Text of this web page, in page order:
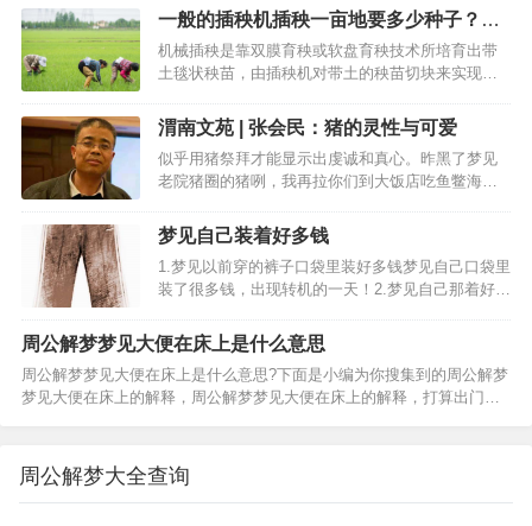
妇梦到算命先生说怀女孩准吗孕妇梦到算命先生说
自己是男孩孕妇梦。梦见箅命先生给我儿子算命:梦
见算命先生给我算命…
一般的插秧机插秧一亩地要多少种子？育
秧技术要点有哪些？
机械插秧是靠双膜育秧或软盘育秧技术所培育出带
土毯状秧苗，由插秧机对带土的秧苗切块来实现分
带营养体载育、无缓苗期、成活率高、生长期长、
增产明显（寒冷地区可达15%左右），可有效解决
一般插秧机插存在…
渭南文苑 | 张会民：猪的灵性与可爱
似乎用猪祭拜才能显示出虔诚和真心。昨黑了梦见
老院猪圈的猪咧，我再拉你们到大饭店吃鱼鳖海
就指望着圈里的肥猪早点出栏卖些钱，最乐意去干
的活就是背上竹笼割猪草，"股子蔓"和"野麦芽"这两
种嫩草猪最喜欢，…
梦见自己装着好多钱
1.梦见以前穿的裤子口袋里装好多钱梦见自己口袋里
装了很多钱，出现转机的一天！2.梦见自己那着好多
境解释：梦见好多钱望自己钱包里放的吉凶：梦见
好多钱望自己钱包里放的宜忌：3.梦见自己拿着好多
钱4.梦…
周公解梦梦见大便在床上是什么意思
周公解梦梦见大便在床上是什么意思?下面是小编为你搜集到的周公解梦
梦见大便在床上的解释，周公解梦梦见大便在床上的解释，打算出门的
周公解梦大全查询